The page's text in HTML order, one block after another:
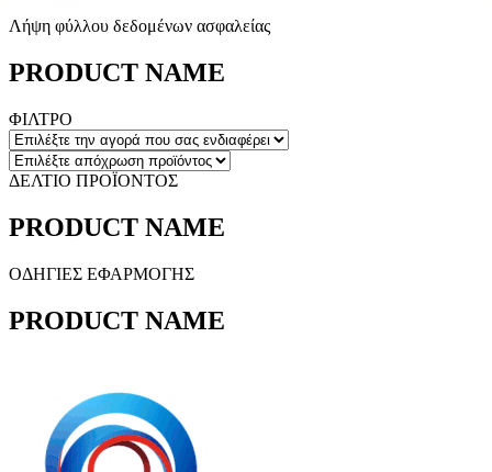
Λήψη φύλλου δεδομένων ασφαλείας
PRODUCT NAME
ΦΙΛΤΡΟ
ΔΕΛΤΙΟ ΠΡΟΪΟΝΤΟΣ
PRODUCT NAME
ΟΔΗΓΙΕΣ ΕΦΑΡΜΟΓΗΣ
PRODUCT NAME